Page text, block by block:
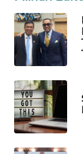
PORTAL
KONSUMEN
FORWAMKI
ALPERKLINAS
FORJASIDA